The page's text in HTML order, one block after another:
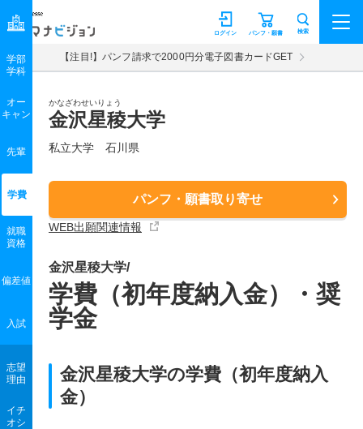
マナビジョン パンフ・願書
ログイン 検索
【注目!】パンフ請求で2000円分電子図書カードGET
かなざわせいりょう
金沢星稜大学
私立大学 石川県
パンフ・願書取り寄せ
WEB出願関連情報
学部
学科
オー
キャン
先輩
学費
就職
資格
偏差値
入試
志望
理由
イチ
オシ
金沢星稜大学/
学費（初年度納入金）・奨
学金
金沢星稜大学の学費（初年度納入
金）